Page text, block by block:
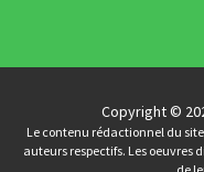
Copyright ©
Le contenu rédactionnel du site
auteurs respectifs. Les oeuvres